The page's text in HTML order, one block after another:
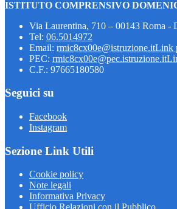
ISTITUTO COMPRENSIVO
Via Laurentina, 710 – 00143 Roma -
Tel: 06.5014972
Email: rmic8cx00e@istruzione.itLink
PEC: rmic8cx00e@pec.istruzione.it
C.F.: 97665180580
Seguici su
Facebook
Instagram
Sezione Link Utili
Cookie policy
Note legali
Informativa Privacy